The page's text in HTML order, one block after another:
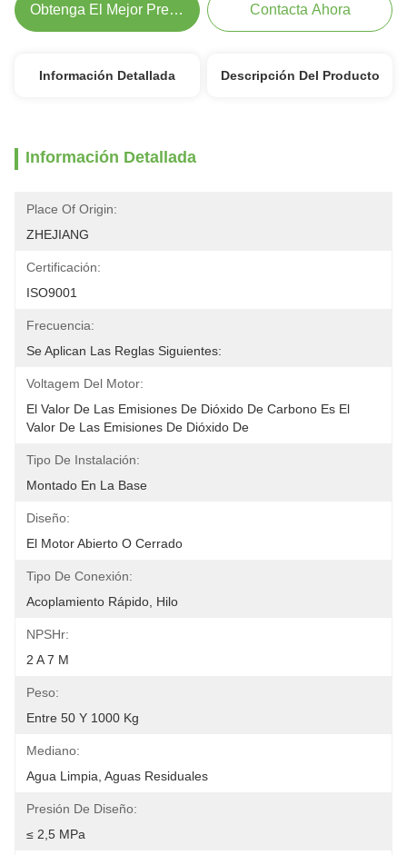
Obtenga El Mejor Precio Contacta Ahora
Información Detallada Descripción Del Producto
Información Detallada
Place Of Origin:
ZHEJIANG
Certificación:
ISO9001
Frecuencia:
Se Aplican Las Reglas Siguientes:
Voltagem Del Motor:
El Valor De Las Emisiones De Dióxido De Carbono Es El
Valor De Las Emisiones De Dióxido De
Tipo De Instalación:
Montado En La Base
Diseño:
El Motor Abierto O Cerrado
Tipo De Conexión:
Acoplamiento Rápido, Hilo
NPSHr:
2 A 7 M
Peso:
Entre 50 Y 1000 Kg
Mediano:
Agua Limpia, Aguas Residuales
Presión De Diseño:
≤ 2,5 MPa